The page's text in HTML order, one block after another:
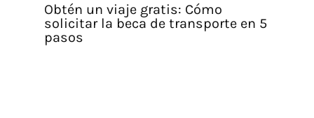
Obtén un viaje gratis: Cómo
solicitar la beca de transporte en 5
pasos